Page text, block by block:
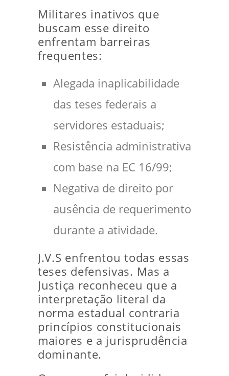
Militares inativos que
buscam esse direito
enfrentam barreiras
frequentes:
Alegada inaplicabilidade
das teses federais a
servidores estaduais;
Resistência administrativa
com base na EC 16/99;
Negativa de direito por
ausência de requerimento
durante a atividade.
J.V.S enfrentou todas essas
teses defensivas. Mas a
Justiça reconheceu que a
interpretação literal da
norma estadual contraria
princípios constitucionais
maiores e a jurisprudência
dominante.